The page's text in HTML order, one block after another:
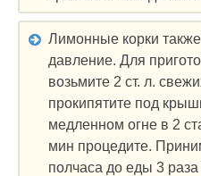
Лимонные корки также
давление. Для
возьмите 2 ст. л.
прокипятите под
медленном огне в 2
мин процедите.
полчаса до еды 3 раза